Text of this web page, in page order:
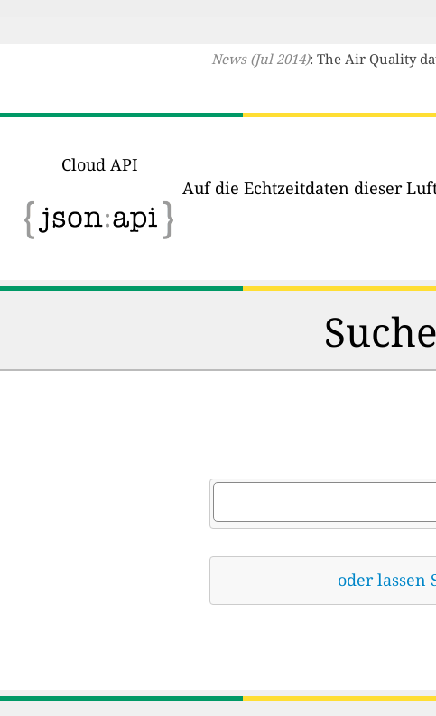
News (Jul 2014): The Air Quality
Cloud API
Auf die Echtzeitdaten dieser
oder lassen